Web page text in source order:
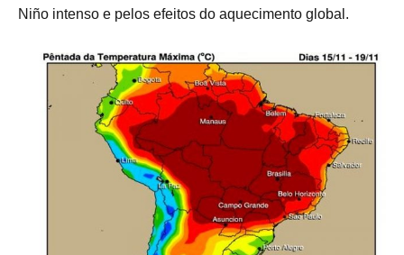
Niño intenso e pelos efeitos do aquecimento global.